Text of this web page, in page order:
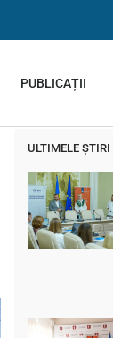
PUBLICAȚII
ULTIMELE ȘTIRI